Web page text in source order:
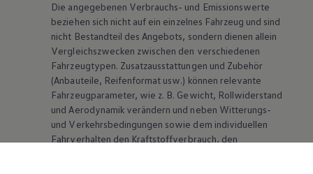
Die angegebenen Verbrauchs- und Emissionswerte
beziehen sich nicht auf ein einzelnes Fahrzeug und sind
nicht Bestandteil des Angebots, sondern dienen allein
Vergleichszwecken zwischen den verschiedenen
Fahrzeugtypen. Zusatzausstattungen und Zubehör
(Anbauteile, Reifenformat usw.) können relevante
Fahrzeugparameter, wie z. B. Gewicht, Rollwiderstand
und Aerodynamik verändern und neben Witterungs-
und Verkehrsbedingungen sowie dem individuellen
Fahrverhalten den Kraftstoffverbrauch, den